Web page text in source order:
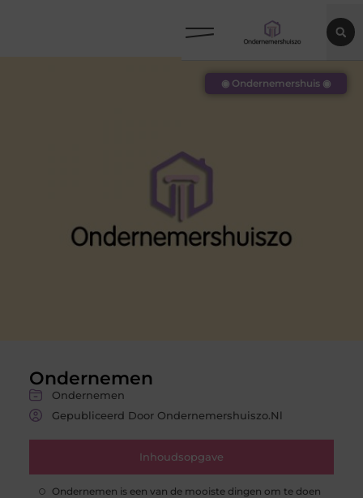
Ondernemen
Ondernemen
Gepubliceerd Door Ondernemershuiszo.nl
Inhoudsopgave
Ondernemen is een van de mooiste dingen om te doen
◉ Ondernemershuis ◉